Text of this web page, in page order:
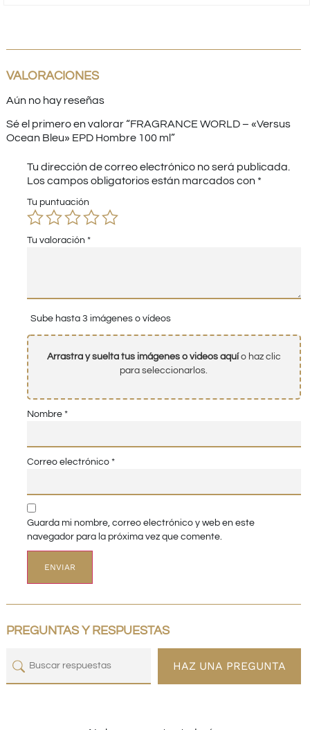
VALORACIONES
Aún no hay reseñas
Sé el primero en valorar “FRAGRANCE WORLD – «Versus
Ocean Bleu» EPD Hombre 100 ml”
Tu dirección de correo electrónico no será publicada.
Los campos obligatorios están marcados con *
Tu puntuación
Tu valoración *
Sube hasta 3 imágenes o vídeos
Arrastra y suelta tus imágenes o videos aquío haz clic
para seleccionarlos.
Nombre *
Correo electrónico *
Guarda mi nombre, correo electrónico y web en este
navegador para la próxima vez que comente.
PREGUNTAS Y RESPUESTAS
HAZ UNA PREGUNTA